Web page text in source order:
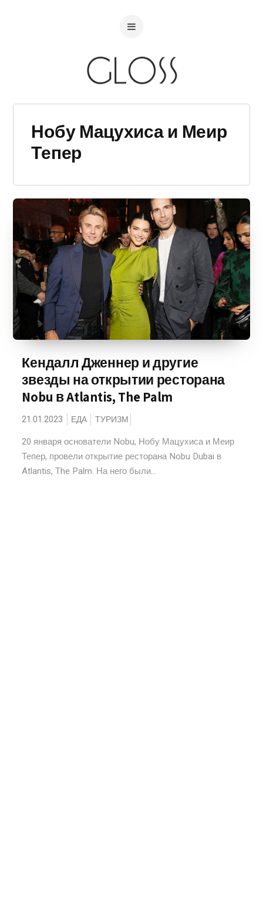
Нобу Мацухиса и Меир
Тепер
Кендалл Дженнер и другие
звезды на открытии ресторана
Nobu в Atlantis, The Palm
21.01.2023 ЕДА ТУРИЗМ
20 января основатели Nobu, Нобу Мацухиса и Меир
Тепер, провели открытие ресторана Nobu Dubai в
Atlantis, The Palm. На него были...